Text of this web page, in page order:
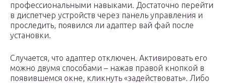
профессиональными навыками. Достаточно перейти
в диспетчер устройств через панель управления и
проследить, появился ли адаптер вай фай после
установки.
Случается, что адаптер отключен. Активировать его
можно двумя способами – нажав правой кнопкой в
появившемся окне, кликнуть «задействовать». Либо